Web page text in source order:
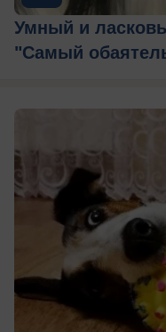
Умный и
"Самый